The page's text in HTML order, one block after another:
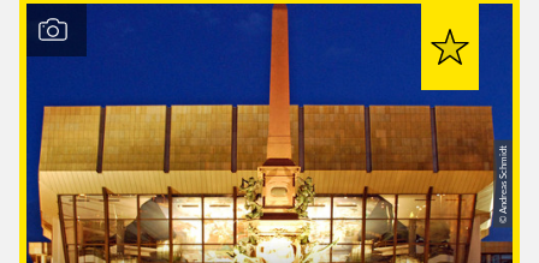
© Andreas Schmidt